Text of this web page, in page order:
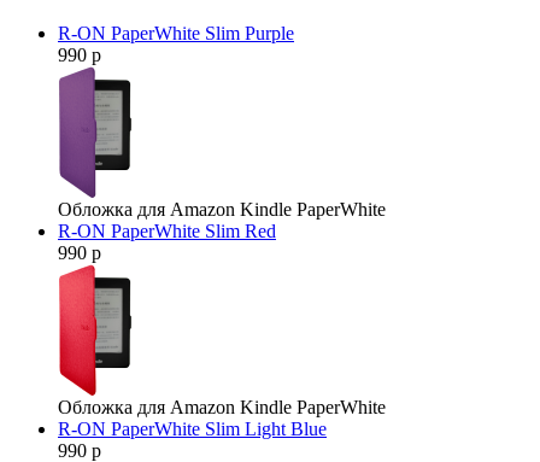
R-ON PaperWhite Slim Purple
990 р
Обложка для Amazon Kindle PaperWhite
R-ON PaperWhite Slim Red
990 р
Обложка для Amazon Kindle PaperWhite
R-ON PaperWhite Slim Light Blue
990 р